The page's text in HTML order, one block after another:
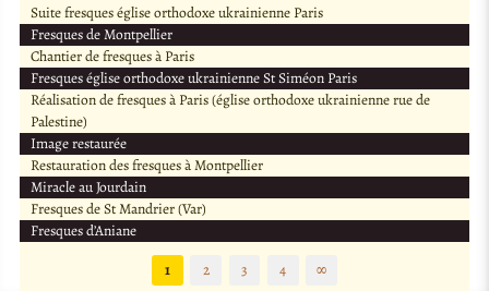
Suite fresques église orthodoxe ukrainienne Paris
Fresques de Montpellier
Chantier de fresques à Paris
Fresques église orthodoxe ukrainienne St Siméon Paris
Réalisation de fresques à Paris (église orthodoxe ukrainienne rue de
Palestine)
Image restaurée
Restauration des fresques à Montpellier
Miracle au Jourdain
Fresques de St Mandrier (Var)
Fresques d’Aniane
1
2 3 4 ∞